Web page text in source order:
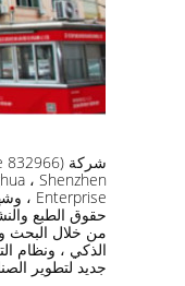
Enterprise ، وشهادة نظام الجودة الدولية ISO9000 وشهادة CE.في غضون ذلك ، حصلت الشركة على أكثر من 60 براءة اختراع وطنية
حقوق الطبع والنشر
جديد لتطوير